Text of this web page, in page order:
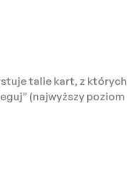
talie kart, z których
(najwyższy poziom